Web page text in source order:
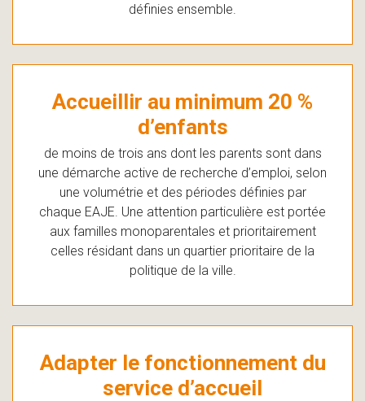
définies ensemble.
Accueillir au minimum 20 %
d’enfants
de moins de trois ans dont les parents sont dans
une démarche active de recherche d’emploi, selon
une volumétrie et des périodes définies par
chaque EAJE. Une attention particulière est portée
aux familles monoparentales et prioritairement
celles résidant dans un quartier prioritaire de la
politique de la ville.
Adapter le fonctionnement du
service d’accueil